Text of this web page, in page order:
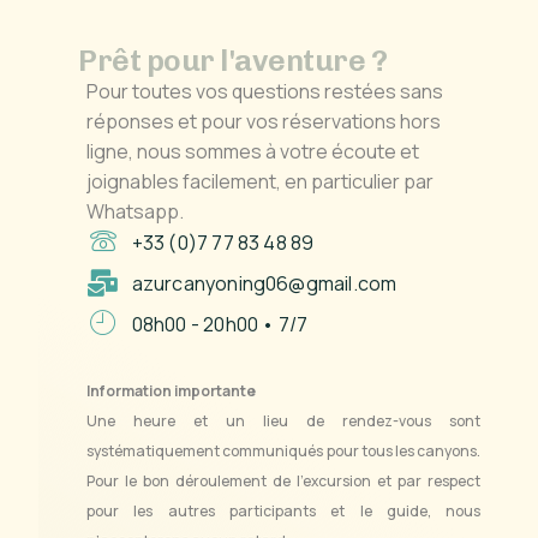
Prêt pour l'aventure ?
Pour toutes vos questions restées sans
réponses et pour vos réservations hors
ligne, nous sommes à votre écoute et
joignables facilement, en particulier par
Whatsapp.
+33 (0)7 77 83 48 89
azurcanyoning06@gmail.com
08h00 - 20h00 • 7/7
Information importante
Une heure et un lieu de rendez-vous sont
systématiquement communiqués pour tous les canyons.
Pour le bon déroulement de l’excursion et par respect
pour les autres participants et le guide, nous